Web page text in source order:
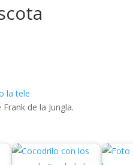
de la Jungla.